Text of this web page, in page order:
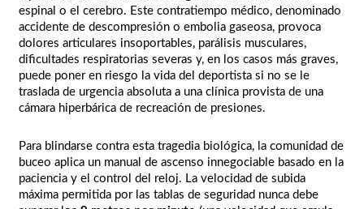
espinal o el cerebro. Este contratiempo médico, denominado
accidente de descompresión o embolia gaseosa, provoca
dolores articulares insoportables, parálisis musculares,
dificultades respiratorias severas y, en los casos más graves,
puede poner en riesgo la vida del deportista si no se le
traslada de urgencia absoluta a una clínica provista de una
cámara hiperbárica de recreación de presiones.
Para blindarse contra esta tragedia biológica, la comunidad de
buceo aplica un manual de ascenso innegociable basado en la
paciencia y el control del reloj. La velocidad de subida
máxima permitida por las tablas de seguridad nunca debe